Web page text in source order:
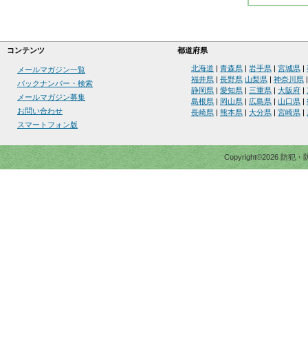
コンテンツ 都道府県
メールマガジン一覧
バックナンバー・検索
メールマガジン募集
お問い合わせ
スマートフォン版
北海道 青森県 岩手県 宮城県
福井県
長野県 山梨県 神奈川県
静岡県
愛知県 三重県 大阪府
島根県
岡山県 広島県 山口県
長崎県
熊本県 大分県 宮崎県
Copyright©2026 防犯・